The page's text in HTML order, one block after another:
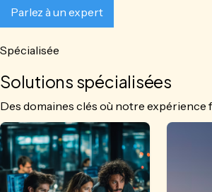
Parlez à un expert
Spécialisée
Solutions spécialisées
Des domaines clés où notre expérience